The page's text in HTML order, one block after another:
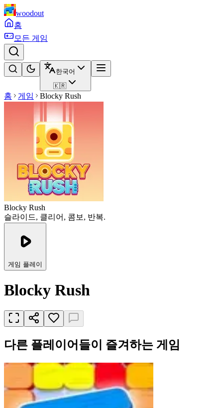
woodout
홈
모든 게임
한국어
🇰🇷
홈 게임 Blocky Rush
Blocky Rush
슬라이드, 클리어, 콤보, 반복.
게임 플레이
Blocky Rush
다른 플레이어들이 즐겨하는 게임